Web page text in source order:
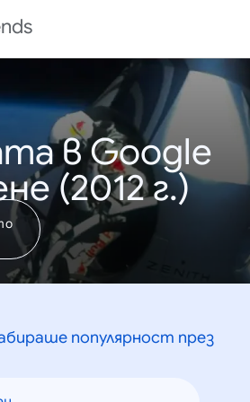
в Google
(2012 г.)
популярност през